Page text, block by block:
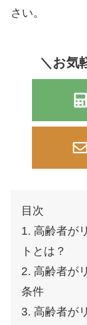
さい。
＼お気
目次
1. 高齢者が
トとは？
2. 高齢者が
条件
3. 高齢者が